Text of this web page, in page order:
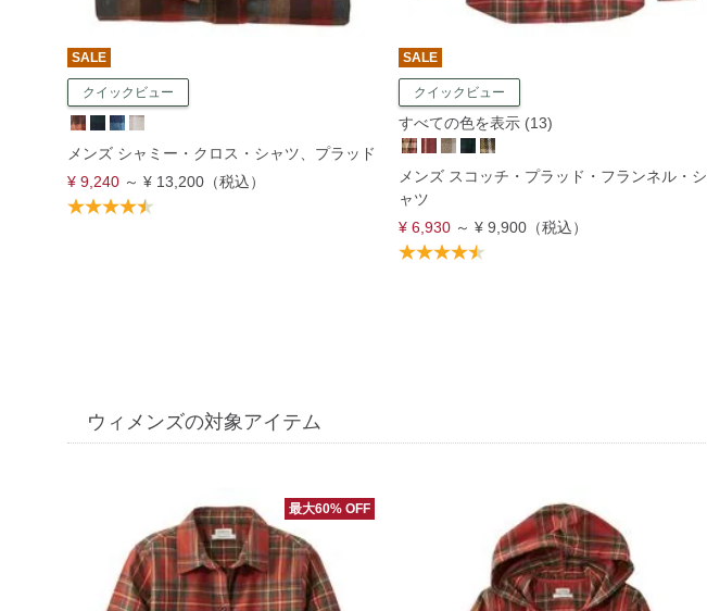
SALE
クイックビュー
メンズ シャミー・クロス・シャツ、プラッド
¥ 9,240 ～ ¥ 13,200 （税込）
SALE
クイックビュー
すべての色を表示 (13)
メンズ スコッチ・プラッド・フランネル・シ
ャツ
¥ 6,930～ ¥ 9,900（税込）
ウィメンズの対象アイテム
最大60% OFF